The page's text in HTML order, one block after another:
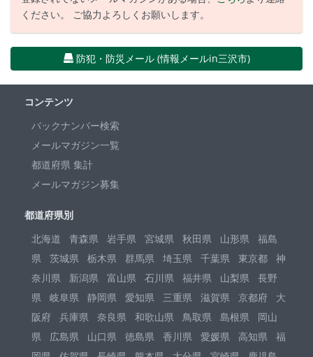
ください。 ご協力よろしくお願いします。
防犯・防災メール (情報メールin三沢市)
コンテンツ
バックナンバー検索
メールマガジン一覧
都道府県 集計
メールマガジン募集
都道府県別
北海道
青森県 岩手県 宮城県 秋田県 山形県
福島
県
茨城県 栃木県 群馬県 埼玉県 千葉県 東京都
神
奈川県
新潟県 富山県 石川県 福井県 山梨県
長野
県
岐阜県 静岡県 愛知県 三重県 滋賀県 京都府
大
阪府
兵庫県 奈良県 和歌山県 鳥取県 島根県
岡山
県
広島県 山口県 徳島県 香川県 愛媛県 高知県
福